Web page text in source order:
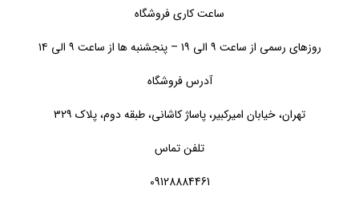
ساعت کاری فروشگاه
روزهای رسمی از ساعت ۹ الی ۱۹ – پنجشنبه ها از ساعت ۹ الی ۱۴
آدرس فروشگاه
تهران، خیابان امیرکبیر، پاساژ کاشانی، طبقه دوم، پلاک ۳۲۹
تلفن تماس
09128884461